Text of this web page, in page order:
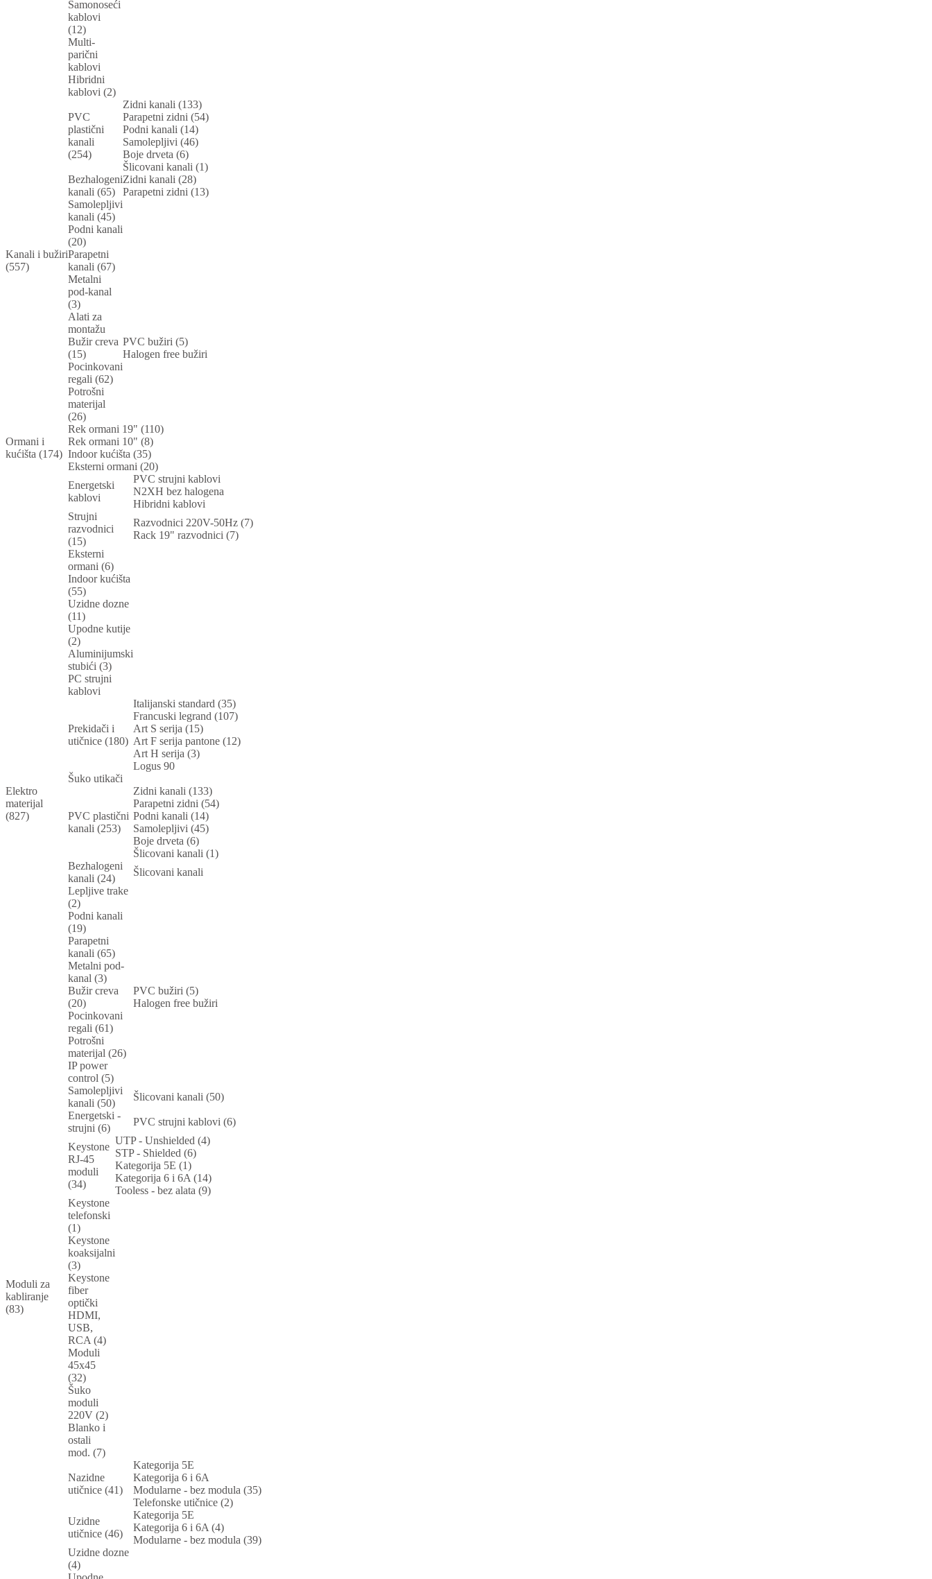
Samonoseći
kablovi
(12)
Multi-
parični
kablovi
Hibridni
kablovi (2)
Kanali i bužiri
(557)
PVC
plastični
kanali
(254)
Zidni kanali (133)
Parapetni zidni (54)
Podni kanali (14)
Samolepljivi (46)
Boje drveta (6)
Šlicovani kanali (1)
Bezhalogeni
kanali (65)
Zidni kanali (28)
Parapetni zidni (13)
Samolepljivi
kanali (45)
Podni kanali
(20)
Parapetni
kanali (67)
Metalni
pod-kanal
(3)
Alati za
montažu
Bužir creva
(15)
PVC bužiri (5)
Halogen free bužiri
Pocinkovani
regali (62)
Potrošni
materijal
(26)
Ormani i
kućišta (174)
Rek ormani 19" (110)
Rek ormani 10" (8)
Indoor kućišta (35)
Eksterni ormani (20)
Elektro
materijal
(827)
Energetski
kablovi
PVC strujni kablovi
N2XH bez halogena
Hibridni kablovi
Strujni
razvodnici
(15)
Razvodnici 220V-50Hz (7)
Rack 19" razvodnici (7)
Eksterni
ormani (6)
Indoor kućišta
(55)
Uzidne dozne
(11)
Upodne kutije
(2)
Aluminijumski
stubići (3)
PC strujni
kablovi
Prekidači i
utičnice (180)
Italijanski standard (35)
Francuski legrand (107)
Art S serija (15)
Art F serija pantone (12)
Art H serija (3)
Logus 90
Šuko utikači
PVC plastični
kanali (253)
Zidni kanali (133)
Parapetni zidni (54)
Podni kanali (14)
Samolepljivi (45)
Boje drveta (6)
Šlicovani kanali (1)
Bezhalogeni
kanali (24)
Šlicovani kanali
Lepljive trake
(2)
Podni kanali
(19)
Parapetni
kanali (65)
Metalni pod-
kanal (3)
Bužir creva
(20)
PVC bužiri (5)
Halogen free bužiri
Pocinkovani
regali (61)
Potrošni
materijal (26)
IP power
control (5)
Samolepljivi
kanali (50)
Šlicovani kanali (50)
Energetski -
strujni (6)
PVC strujni kablovi (6)
Moduli za
kabliranje
(83)
Keystone
RJ-45
moduli
(34)
UTP - Unshielded (4)
STP - Shielded (6)
Kategorija 5E (1)
Kategorija 6 i 6A (14)
Tooless - bez alata (9)
Keystone
telefonski
(1)
Keystone
koaksijalni
(3)
Keystone
fiber
optički
HDMI,
USB,
RCA (4)
Moduli
45x45
(32)
Šuko
moduli
220V (2)
Blanko i
ostali
mod. (7)
Nazidne
utičnice (41)
Kategorija 5E
Kategorija 6 i 6A
Modularne - bez modula (35)
Telefonske utičnice (2)
Uzidne
utičnice (46)
Kategorija 5E
Kategorija 6 i 6A (4)
Modularne - bez modula (39)
Uzidne dozne
(4)